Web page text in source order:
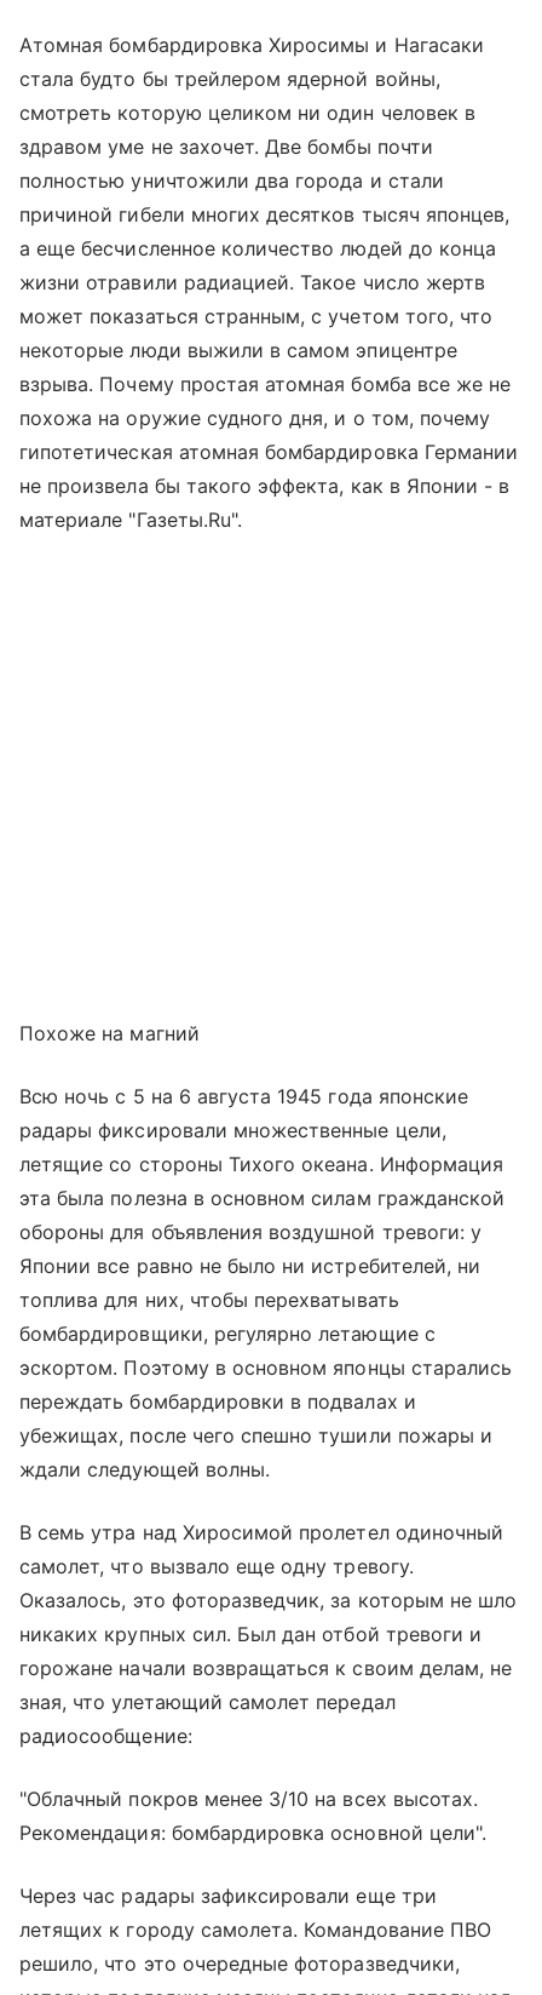
Атомная бомбардировка Хиросимы и Нагасаки
стала будто бы трейлером ядерной войны,
смотреть которую целиком ни один человек в
здравом уме не захочет. Две бомбы почти
полностью уничтожили два города и стали
причиной гибели многих десятков тысяч японцев,
а еще бесчисленное количество людей до конца
жизни отравили радиацией. Такое число жертв
может показаться странным, с учетом того, что
некоторые люди выжили в самом эпицентре
взрыва. Почему простая атомная бомба все же не
похожа на оружие судного дня, и о том, почему
гипотетическая атомная бомбардировка Германии
не произвела бы такого эффекта, как в Японии - в
материале "Газеты.Ru".
Похоже на магний
Всю ночь с 5 на 6 августа 1945 года японские
радары фиксировали множественные цели,
летящие со стороны Тихого океана. Информация
эта была полезна в основном силам гражданской
обороны для объявления воздушной тревоги: у
Японии все равно не было ни истребителей, ни
топлива для них, чтобы перехватывать
бомбардировщики, регулярно летающие с
эскортом. Поэтому в основном японцы старались
переждать бомбардировки в подвалах и
убежищах, после чего спешно тушили пожары и
ждали следующей волны.
В семь утра над Хиросимой пролетел одиночный
самолет, что вызвало еще одну тревогу.
Оказалось, это фоторазведчик, за которым не шло
никаких крупных сил. Был дан отбой тревоги и
горожане начали возвращаться к своим делам, не
зная, что улетающий самолет передал
радиосообщение:
"Облачный покров менее 3/10 на всех высотах.
Рекомендация: бомбардировка основной цели".
Через час радары зафиксировали еще три
летящих к городу самолета. Командование ПВО
решило, что это очередные фоторазведчики,